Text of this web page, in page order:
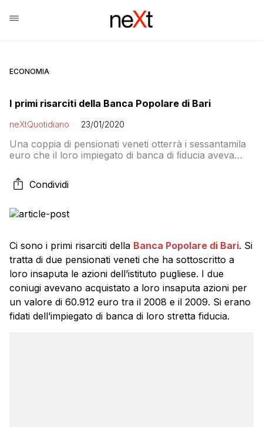
ECONOMIA
I primi risarciti della Banca Popolare di Bari
neXtQuotidiano 23/01/2020
Una coppia di pensionati veneti otterrà i sessantamila
euro che il loro impiegato di banca di ﬁducia aveva
dichiarato nulli tutti gli atti. E il funzionario dovrà pure
pagare le spese
Condividi
Ci sono i primi risarciti della Banca Popolare di Bari. Si
tratta di due pensionati veneti che ha sottoscritto a
loro insaputa le azioni dell’istituto pugliese. I due
coniugi avevano acquistato a loro insaputa azioni per
un valore di 60.912 euro tra il 2008 e il 2009. Si erano
fidati dell’impiegato di banca di loro stretta fiducia.